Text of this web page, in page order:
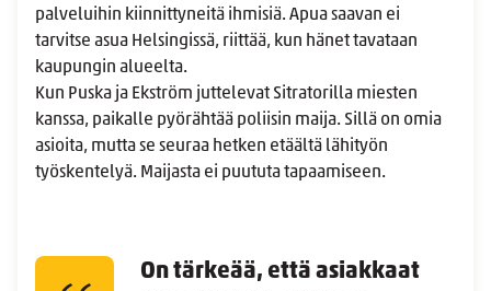
palveluihin kiinnittyneitä ihmisiä. Apua saavan ei
tarvitse asua Helsingissä, riittää, kun hänet tavataan
kaupungin alueelta.
Kun Puska ja Ekström juttelevat Sitratorilla miesten
kanssa, paikalle pyörähtää poliisin maija. Sillä on omia
asioita, mutta se seuraa hetken etäältä lähityön
työskentelyä. Maijasta ei puututa tapaamiseen.
On tärkeää, että asiakkaat